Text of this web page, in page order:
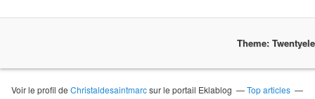
Theme:
Voir le profil deChristaldesaintmarcsur le portail Eklablog
Top articles